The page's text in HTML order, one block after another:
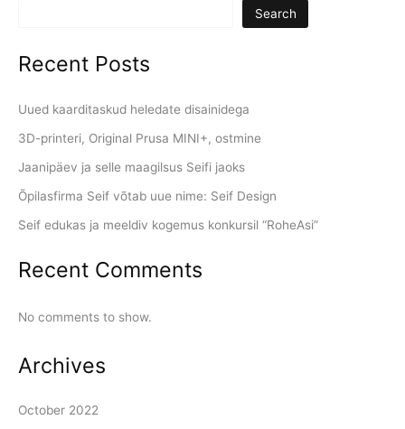
Search
Recent Posts
Uued kaarditaskud heledate disainidega
3D-printeri, Original Prusa MINI+, ostmine
Jaanipäev ja selle maagilsus Seifi jaoks
Õpilasfirma Seif võtab uue nime: Seif Design
Seif edukas ja meeldiv kogemus konkursil “RoheAsi”
Recent Comments
No comments to show.
Archives
October 2022